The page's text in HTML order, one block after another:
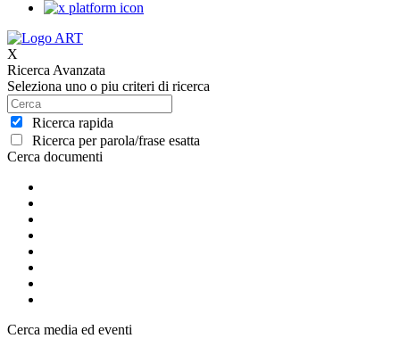
X
Ricerca Avanzata
Seleziona uno o piu criteri di ricerca
Ricerca rapida
Ricerca per parola/frase esatta
Cerca documenti
Cerca media ed eventi